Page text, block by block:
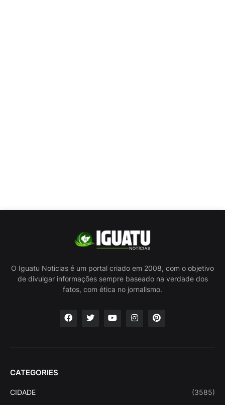
O Iguatu Noticias é um portal criado em 2008, com o objetivo
de divulgar informações sempre baseado na verdade dos
fatos, com ética no jornalismo.
CATEGORIES
CIDADE (3585)